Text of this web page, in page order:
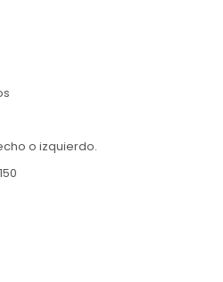
o izquierdo.